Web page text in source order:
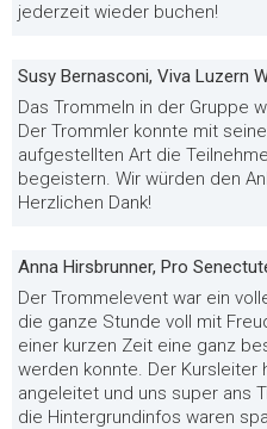
jederzeit wieder buchen!
Susy Bernasconi, Viva Luzern
Das Trommeln in der Gruppe
Der Trommler konnte mit
aufgestellten Art die
begeistern. Wir würden den
Herzlichen Dank!
Anna Hirsbrunner, Pro
Der Trommelevent war ein
die ganze Stunde voll mit
einer kurzen Zeit eine ganz
werden konnte. Der Kursleiter
angeleitet und uns super ans
die Hintergrundinfos waren